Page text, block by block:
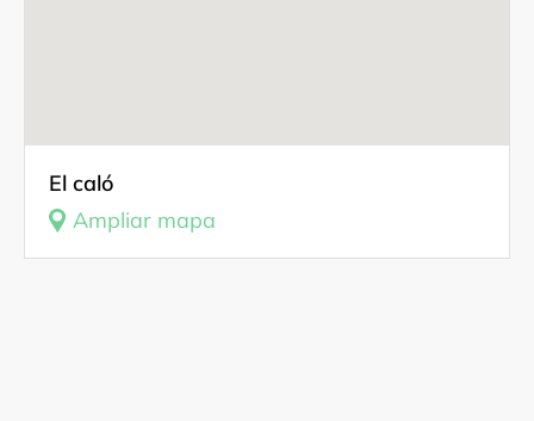
El caló
Ampliar mapa